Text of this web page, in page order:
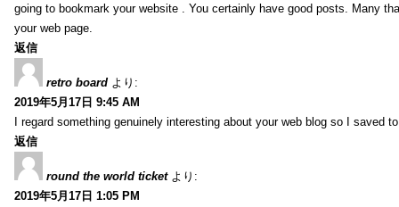
going to bookmark your website . You certainly have good posts. Many
your web page.
返信
retro board より:
2019年5月17日 9:45 AM
I regard something genuinely interesting about your web blog so I saved
返信
round the world ticket より:
2019年5月17日 1:05 PM